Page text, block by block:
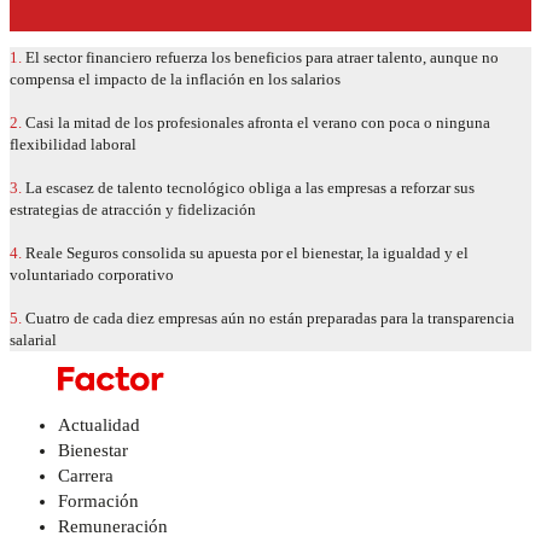
1. El sector financiero refuerza los beneficios para atraer talento, aunque no
compensa el impacto de la inflación en los salarios
2. Casi la mitad de los profesionales afronta el verano con poca o ninguna
flexibilidad laboral
3. La escasez de talento tecnológico obliga a las empresas a reforzar sus
estrategias de atracción y fidelización
4. Reale Seguros consolida su apuesta por el bienestar, la igualdad y el
voluntariado corporativo
5. Cuatro de cada diez empresas aún no están preparadas para la transparencia
salarial
Actualidad
Bienestar
Carrera
Formación
Remuneración